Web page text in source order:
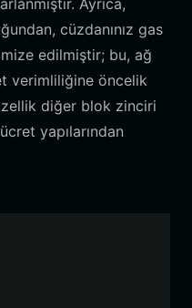
Ayrıca,
cüzdanınız gas
edilmiştir; bu, ağ
verimliliğine öncelik
diğer blok zinciri
yapılarından